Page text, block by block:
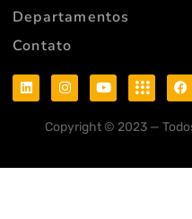
Departamentos
Contato
Copyright © 2023 —